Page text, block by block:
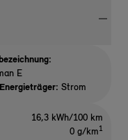
E
Strom
16,3 kWh/100 km
0 g/km1